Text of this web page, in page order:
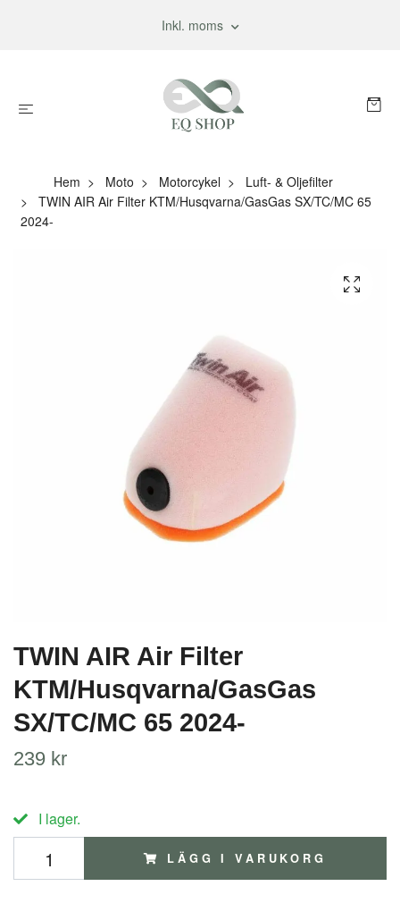
Inkl. moms
Hem Moto Motorcykel
Luft- & Oljefilter
TWIN AIR Air Filter KTM/Husqvarna/GasGas SX/TC/MC 65
2024-
TWIN AIR Air Filter
KTM/Husqvarna/GasGas
SX/TC/MC 65 2024-
239 kr
I lager.
LÄGG I VARUKORG